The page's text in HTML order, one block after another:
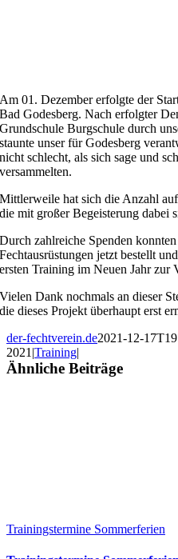
Am 01. Dezember erfolgte der
Bad Godesberg. Nach erfolgter
Grundschule Burgschule durch
staunte unser für Godesberg
nicht schlecht, als sich sage und
versammelten.
Mittlerweile hat sich die Anzahl
die mit großer Begeisterung dabei
Durch zahlreiche Spenden
Fechtausrüstungen jetzt bestellt
ersten Training im Neuen Jahr zur
Vielen Dank nochmals an dieser
die dieses Projekt überhaupt erst
der-fechtverein.de2021-12-
2021 |Training|
Ähnliche Beiträge
Trainingstermine Sommerferien